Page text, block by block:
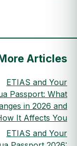
Articles
ETIAS and Your
Passport: What
in 2026 and
It Affects You
ETIAS and Your